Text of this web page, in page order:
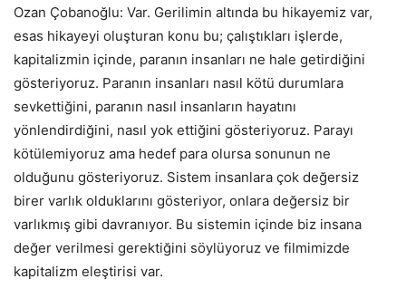
Ozan Çobanoğlu: Var. Gerilimin altında bu hikayemiz var,
esas hikayeyi oluşturan konu bu; çalıştıkları işlerde,
kapitalizmin içinde, paranın insanları ne hale getirdiğini
gösteriyoruz. Paranın insanları nasıl kötü durumlara
sevkettiğini, paranın nasıl insanların hayatını
yönlendirdiğini, nasıl yok ettiğini gösteriyoruz. Parayı
kötülemiyoruz ama hedef para olursa sonunun ne
olduğunu gösteriyoruz. Sistem insanlara çok değersiz
birer varlık olduklarını gösteriyor, onlara değersiz bir
varlıkmış gibi davranıyor. Bu sistemin içinde biz insana
değer verilmesi gerektiğini söylüyoruz ve filmimizde
kapitalizm eleştirisi var.